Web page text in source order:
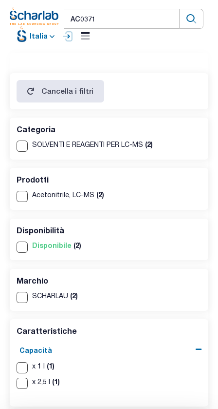
Italia
Cancella i filtri
Categoria
SOLVENTI E REAGENTI PER LC-MS (2)
Prodotti
Acetonitrile, LC-MS (2)
Disponibilità
Disponibile (2)
Marchio
SCHARLAU (2)
Caratteristiche
Capacità
x 1 l (1)
x 2,5 l (1)